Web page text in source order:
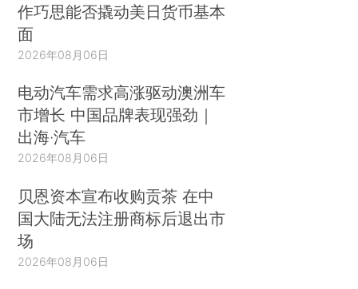
作巧思能否撬动美日货币基本
面
2026年08月06日
电动汽车需求高涨驱动澳洲车
市增长 中国品牌表现强劲｜
出海·汽车
2026年08月06日
贝恩资本宣布收购贡茶 在中
国大陆无法注册商标后退出市
场
2026年08月06日